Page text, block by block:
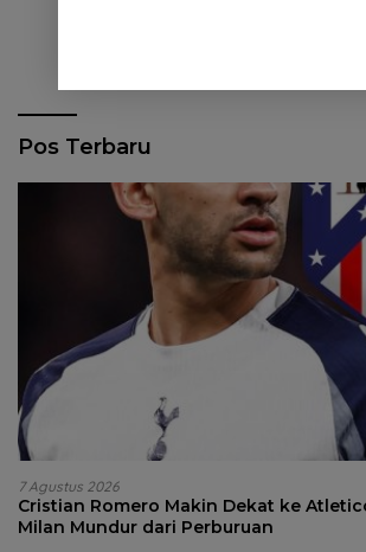
Pos Terbaru
7 Agustus 2026
Cristian Romero Makin Dekat ke
Milan Mundur dari Perburuan